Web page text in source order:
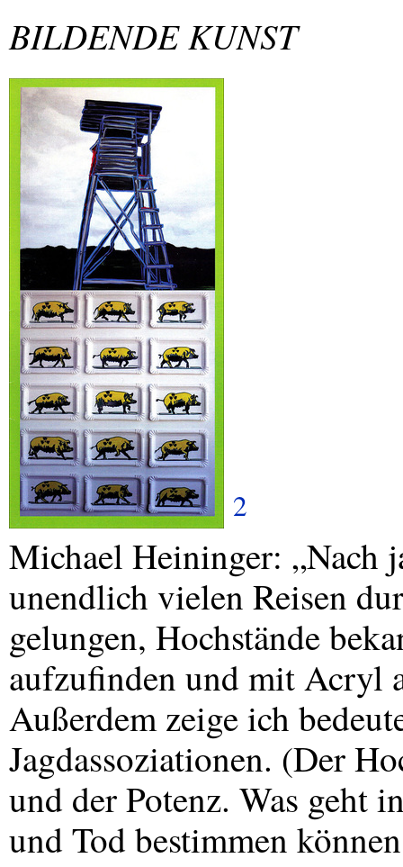
BILDENDEKUNST
2
Michael Heininger: „Nach
unendlich vielen Reisen
gelungen, Hochstände
aufzufinden und mit Acryl
Außerdem zeige ich
Jagdassoziationen. (Der
und der Potenz. Was geht
und Tod bestimmen